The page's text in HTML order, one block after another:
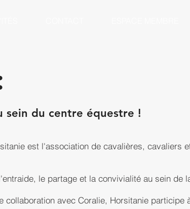
sein du centre équestre !
est l'association de cavalières, cavaliers
le partage et la convivialité au sein de
collaboration avec Coralie, Horsitanie participe